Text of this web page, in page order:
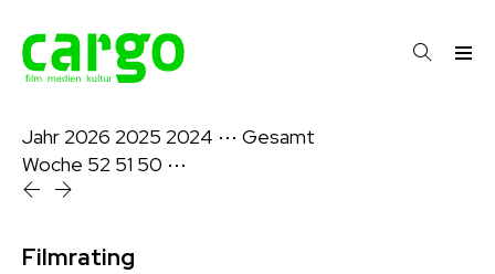
Jahr 2026 2025 2024 ⋯ Gesamt
Woche 52 51 50 ⋯
Filmrating